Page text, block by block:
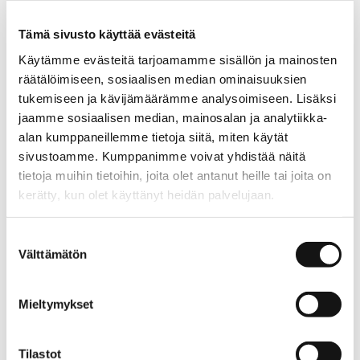
Tämä sivusto käyttää evästeitä
Käytämme evästeitä tarjoamamme sisällön ja mainosten
räätälöimiseen, sosiaalisen median ominaisuuksien
tukemiseen ja kävijämäärämme analysoimiseen. Lisäksi
jaamme sosiaalisen median, mainosalan ja analytiikka-
alan kumppaneillemme tietoja siitä, miten käytät
sivustoamme. Kumppanimme voivat yhdistää näitä
tietoja muihin tietoihin, joita olet antanut heille tai joita on
kerätty, kun olet käyttänyt heidän palvelujaan.
valinta
Välttämätön
Mieltymykset
Tilastot
Tuotekuvaus
Blanca-tunikassa on reilu mitoitus ja kellomainen helma.
Tunikassa on leveät kimonomalliset hihat ja pyöreä
pääntie, jossa on matala pystykaulus. Sivusaumoissa on
kätevät taskut. Materiaali on miellyttävän pehmeää ja
laskeutuvaa viskoositrikoota.
pilkahtavat sininen ja lila, tuoden kuosiin monivivahteisen
90% viskoosi 10% elastaani